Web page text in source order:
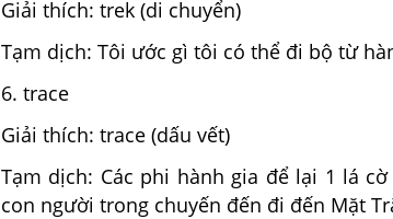
Giải thích: trek (di chuyển)
Tạm dịch: Tôi ước gì tôi có thể đi bộ từ
6. trace
Giải thích: trace (dấu vết)
Tạm dịch: Các phi hành gia để lại 1 lá
con người trong chuyến đến đi đến Mặt